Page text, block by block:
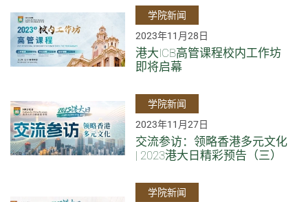
学院新闻
2023年11月28日
港大ICB高管课程校内工作坊
即将启幕
学院新闻
2023年11月27日
交流参访：领略香港多元文化
| 2023港大日精彩预告（三）
学院新闻